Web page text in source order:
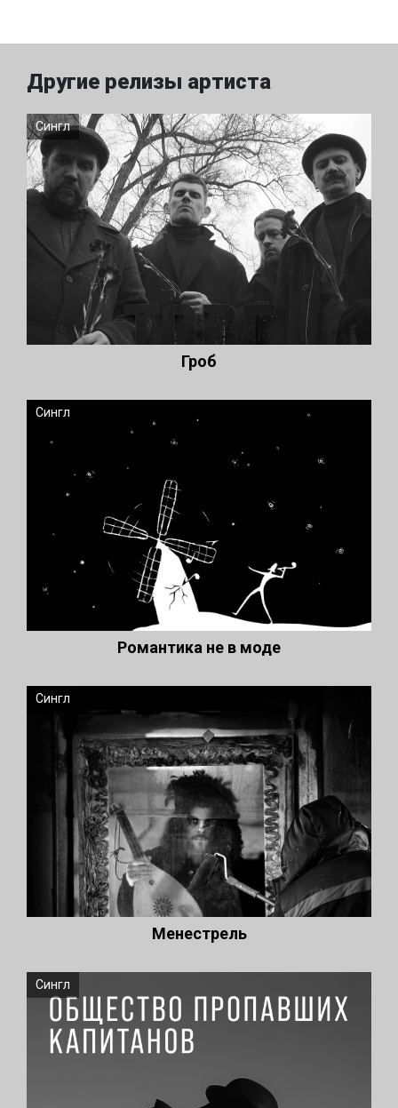
Другие релизы артиста
Сингл
Гроб
Сингл
Романтика не в моде
Сингл
Менестрель
Сингл